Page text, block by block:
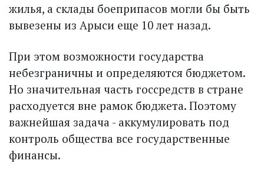
жилья, а склады боеприпасов могли бы быть
вывезены из Арыси еще 10 лет назад.
При этом возможности государства
небезграничны и определяются бюджетом.
Но значительная часть госсредств в стране
расходуется вне рамок бюджета. Поэтому
важнейшая задача - аккумулировать под
контроль общества все государственные
финансы.